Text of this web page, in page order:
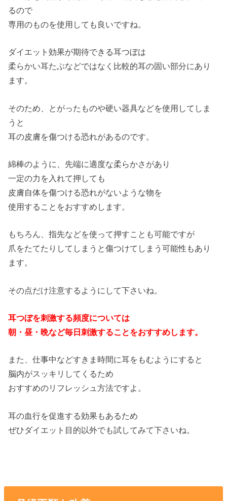
るので
専用のものを使用しても良いですね。
ダイエット効果が期待できる耳つぼは
柔らかい耳たぶなどではなく比較的耳の固い部分にあり
ます。
そのため、とがったものや硬い器具などを使用してしま
うと
耳の皮膚を傷つける恐れがあるのです。
綿棒のように、先端に適度な柔らかさがあり
一定の力を入れて押しても
皮膚自体を傷つける恐れがないような物を
使用することをおすすめします。
もちろん、指先などを使って押すことも可能ですが
爪をたてたりしてしまうと傷つけてしまう可能性もあり
ます。
その点だけ注意するようにして下さいね。
耳つぼを刺激する頻度については
朝・昼・晩など毎日刺激することをおすすめします。
また、仕事中などすきま時間に耳をもむようにすると
脳内がスッキリしてくるため
おすすめのリフレッシュ方法ですよ。
耳の血行を促進する効果もあるため
ぜひダイエット目的以外でも試してみて下さいね。